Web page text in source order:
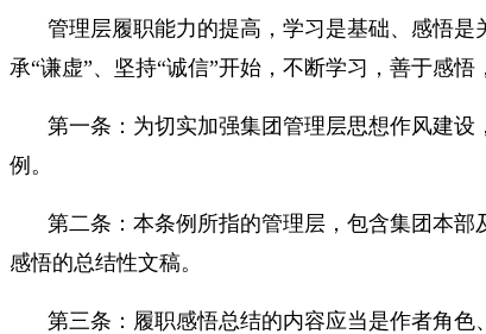
管理层履职能力的提高，学习是基础、感悟是
承“谦虚”、坚持“诚信”开始，不断学习，善于感
第一条：为切实加强集团管理层思想作风建
例。
第二条：本条例所指的管理层，包含集团本
感悟的总结性文稿。
第三条：履职感悟总结的内容应当是作者角